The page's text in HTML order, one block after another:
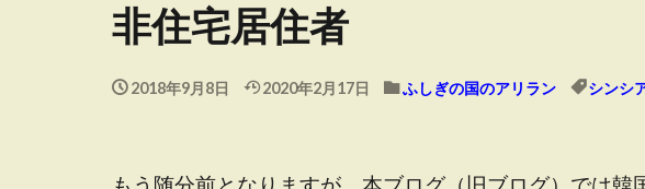
非住宅居住者
2018年9月8日 2020年2月17日 ふしぎの国のアリラン シンシ